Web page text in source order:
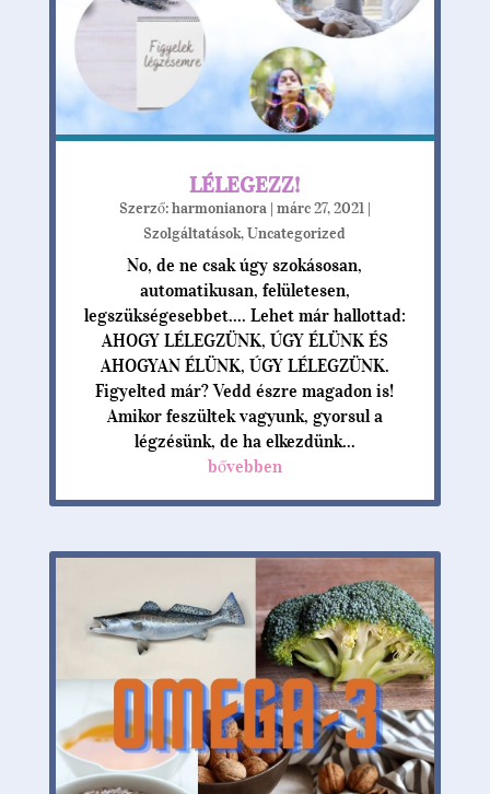
LÉLEGEZZ!
Szerző:harmonianora| márc 27, 2021|
Szolgáltatások,Uncategorized
No, de ne csak úgy szokásosan,
automatikusan, felületesen,
legszükségesebbet.... Lehet már hallottad:
AHOGY LÉLEGZÜNK, ÚGY ÉLÜNK ÉS
AHOGYAN ÉLÜNK, ÚGY LÉLEGZÜNK.
Figyelted már? Vedd észre magadon is!
Amikor feszültek vagyunk, gyorsul a
légzésünk, de ha elkezdünk...
bővebben